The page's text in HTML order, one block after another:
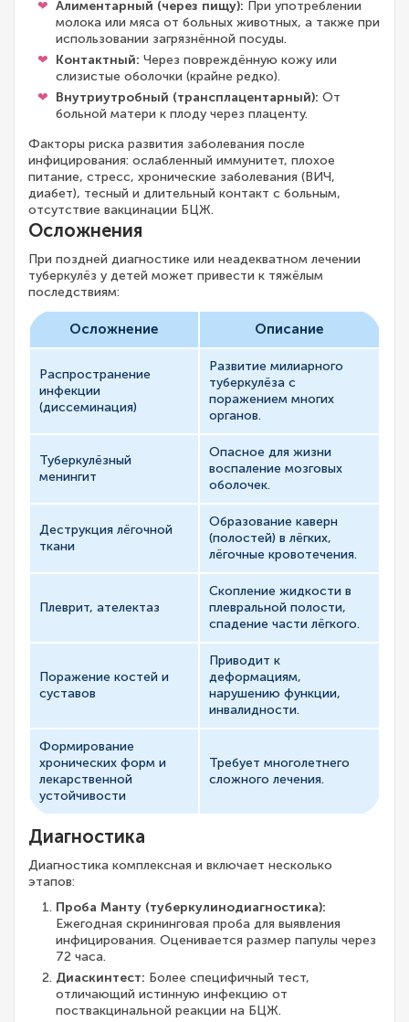
Алиментарный (через пищу): При употреблении
молока или мяса от больных животных, а также при
использовании загрязнённой посуды.
Контактный: Через повреждённую кожу или
слизистые оболочки (крайне редко).
Внутриутробный (трансплацентарный): От
больной матери к плоду через плаценту.
Факторы риска развития заболевания после
инфицирования: ослабленный иммунитет, плохое
питание, стресс, хронические заболевания (ВИЧ,
диабет), тесный и длительный контакт с больным,
отсутствие вакцинации БЦЖ.
Осложнения
При поздней диагностике или неадекватном лечении
туберкулёз у детей может привести к тяжёлым
последствиям:
Осложнение Описание
Распространение
инфекции
(диссеминация)
Развитие милиарного
туберкулёза с
поражением многих
органов.
Туберкулёзный
менингит
Опасное для жизни
воспаление мозговых
оболочек.
Деструкция лёгочной
ткани
Образование каверн
(полостей) в лёгких,
лёгочные кровотечения.
Плеврит, ателектаз
Скопление жидкости в
плевральной полости,
спадение части лёгкого.
Поражение костей и
суставов
Приводит к
деформациям,
нарушению функции,
инвалидности.
Формирование
хронических форм и
лекарственной
устойчивости
Требует многолетнего
сложного лечения.
Диагностика
Диагностика комплексная и включает несколько
этапов:
Проба Манту (туберкулинодиагностика):
Ежегодная скрининговая проба для выявления
инфицирования. Оценивается размер папулы через
72 часа.
Диаскинтест: Более специфичный тест,
отличающий истинную инфекцию от
поствакцинальной реакции на БЦЖ.